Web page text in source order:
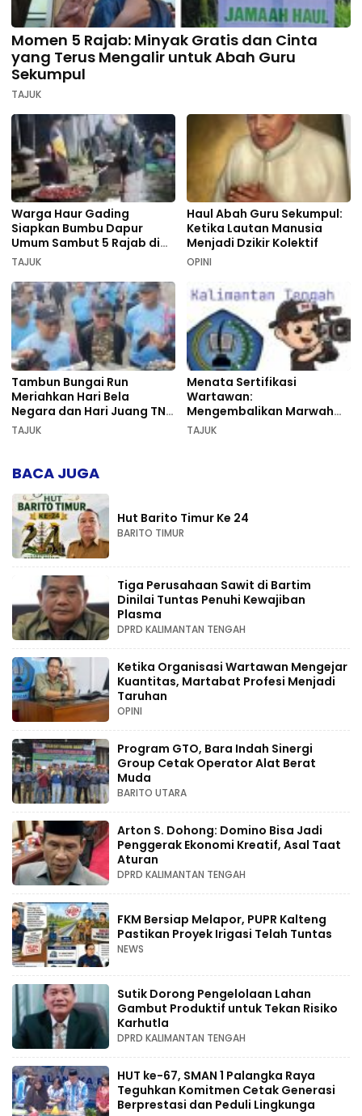
Momen 5 Rajab: Minyak Gratis dan Cinta
yang Terus Mengalir untuk Abah Guru
Sekumpul
TAJUK
Warga Haur Gading
Siapkan Bumbu Dapur
Umum Sambut 5 Rajab di
Sekumpul
TAJUK
Haul Abah Guru Sekumpul:
Ketika Lautan Manusia
Menjadi Dzikir Kolektif
OPINI
Tambun Bungai Run
Meriahkan Hari Bela
Negara dan Hari Juang TNI
AD di Palangka Raya
TAJUK
Menata Sertifikasi
Wartawan:
Mengembalikan Marwah
Pers dan Keadilan
TAJUK
BACA JUGA
Hut Barito Timur Ke 24
BARITO TIMUR
Tiga Perusahaan Sawit di Bartim
Dinilai Tuntas Penuhi Kewajiban
Plasma
DPRD KALIMANTAN TENGAH
Ketika Organisasi Wartawan Mengejar
Kuantitas, Martabat Profesi Menjadi
Taruhan
OPINI
Program GTO, Bara Indah Sinergi
Group Cetak Operator Alat Berat
Muda
BARITO UTARA
Arton S. Dohong: Domino Bisa Jadi
Penggerak Ekonomi Kreatif, Asal Taat
Aturan
DPRD KALIMANTAN TENGAH
FKM Bersiap Melapor, PUPR Kalteng
Pastikan Proyek Irigasi Telah Tuntas
NEWS
Sutik Dorong Pengelolaan Lahan
Gambut Produktif untuk Tekan Risiko
Karhutla
DPRD KALIMANTAN TENGAH
HUT ke-67, SMAN 1 Palangka Raya
Teguhkan Komitmen Cetak Generasi
Berprestasi dan Peduli Lingkunga